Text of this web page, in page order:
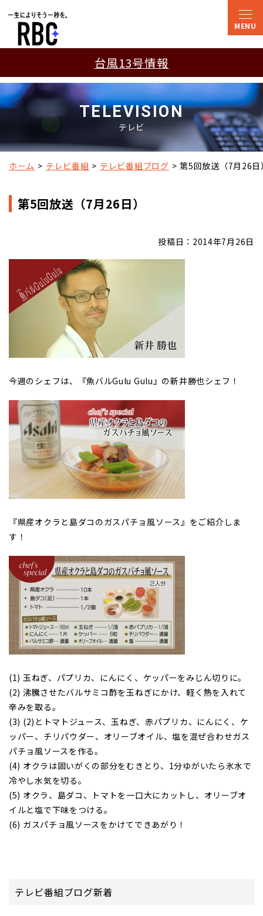
台風13号情報
TELEVISION
テレビ
ホーム テレビ番組 テレビ番組ブログ 第5回放送（7月26日
第5回放送（7月26日）
投稿日：2014年7月26日
今週のシェフは、『魚バルGulu Gulu』の新井勝也シェフ！
『県産オクラと島ダコのガスパチョ風ソース』をご紹介しま
す！
(1) 玉ねぎ、パプリカ、にんにく、ケッパーをみじん切りに。
(2) 沸騰させたバルサミコ酢を玉ねぎにかけ、軽く熱を入れて
辛みを取る。
(3) (2)とトマトジュース、玉ねぎ、赤パプリカ、にんにく、ケ
ッパー、チリパウダー、オリーブオイル、塩を混ぜ合わせガス
パチョ風ソースを作る。
(4) オクラは固いがくの部分をむきとり、1分ゆがいたら氷水で
冷やし水気を切る。
(5) オクラ、島ダコ、トマトを一口大にカットし、オリーブオ
イルと塩で下味をつける。
(6) ガスパチョ風ソースをかけてできあがり！
テレビ番組ブログ新着